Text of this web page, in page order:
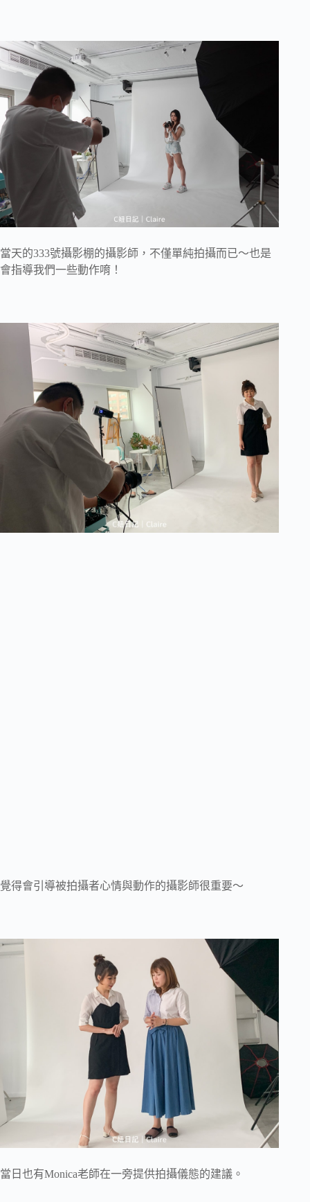
當天的333號攝影棚的攝影師，不僅單純拍攝而已～也是
會指導我們一些動作唷！
覺得會引導被拍攝者心情與動作的攝影師很重要～
當日也有Monica老師在一旁提供拍攝儀態的建議。